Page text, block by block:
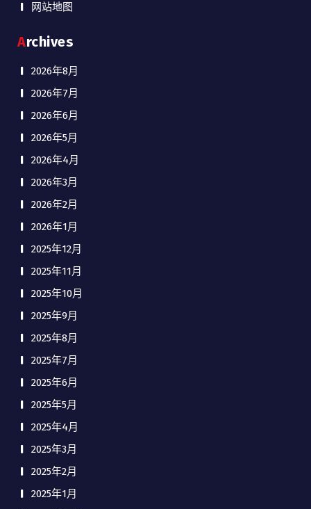
网站地图
Archives
2026年8月
2026年7月
2026年6月
2026年5月
2026年4月
2026年3月
2026年2月
2026年1月
2025年12月
2025年11月
2025年10月
2025年9月
2025年8月
2025年7月
2025年6月
2025年5月
2025年4月
2025年3月
2025年2月
2025年1月